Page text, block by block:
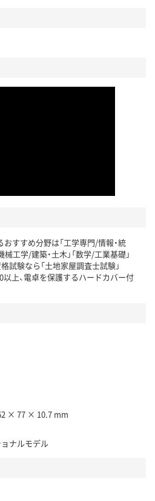
すすめ分野は「工学専門/情報・統
械工学/建築・土木」「数学/工業基礎」
格試験なら「土地家屋調査士試験」
以上、電卓を保護するハードカバー付
× 77 × 10.7 mm
ナルモデル